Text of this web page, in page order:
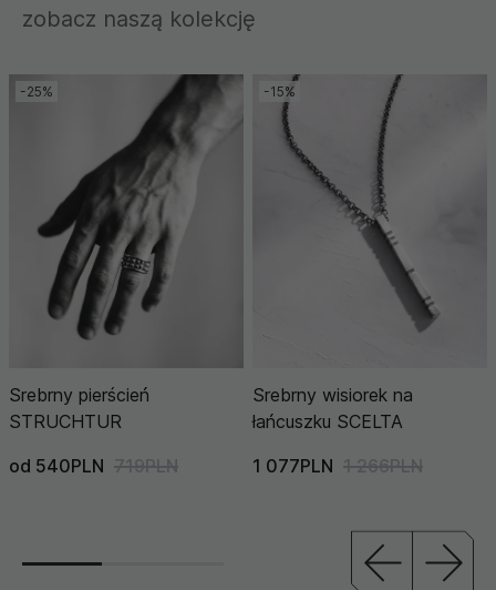
zobacz naszą kolekcję
-25%
Srebrny pierścień
STRUCHTUR
od 540PLN 719PLN
-15%
Srebrny wisiorek na
łańcuszku SCELTA
1 077PLN 1 266PLN